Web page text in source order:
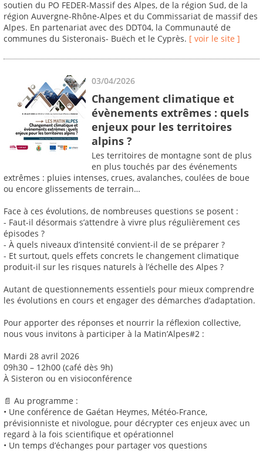
soutien du PO FEDER-Massif des Alpes, de la région Sud, de la
région Auvergne-Rhône-Alpes et du Commissariat de massif des
Alpes. En partenariat avec des DDT04, la Communauté de
communes du Sisteronais- Buëch et le Cyprès. [ voir le site ]
03/04/2026
Changement climatique et
évènements extrêmes : quels
enjeux pour les territoires
alpins ?
Les territoires de montagne sont de plus
en plus touchés par des événements
extrêmes : pluies intenses, crues, avalanches, coulées de boue
ou encore glissements de terrain…
Face à ces évolutions, de nombreuses questions se posent :
- Faut-il désormais s’attendre à vivre plus régulièrement ces
épisodes ?
- À quels niveaux d’intensité convient-il de se préparer ?
- Et surtout, quels effets concrets le changement climatique
produit-il sur les risques naturels à l’échelle des Alpes ?
Autant de questionnements essentiels pour mieux comprendre
les évolutions en cours et engager des démarches d’adaptation.
Pour apporter des réponses et nourrir la réflexion collective,
nous vous invitons à participer à la Matin’Alpes#2 :
Mardi 28 avril 2026
09h30 – 12h00 (café dès 9h)
À Sisteron ou en visioconférence
📄 Au programme :
• Une conférence de Gaétan Heymes, Météo-France,
prévisionniste et nivologue, pour décrypter ces enjeux avec un
regard à la fois scientifique et opérationnel
• Un temps d’échanges pour partager vos questions